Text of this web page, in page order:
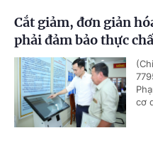
Cắt giảm, đơn giản
phải đảm bảo thực
cơ